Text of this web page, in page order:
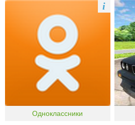
Одноклассники
i